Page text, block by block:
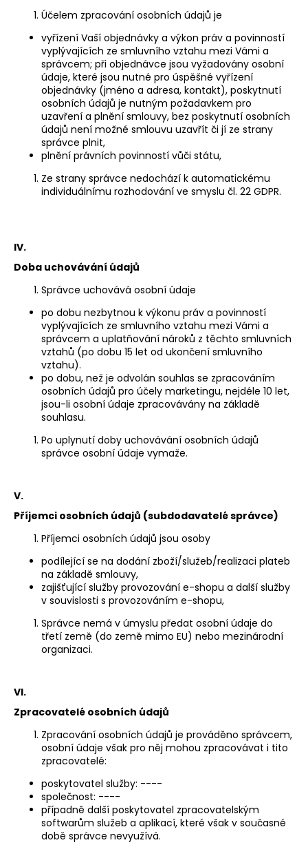
Účelem zpracování osobních údajů je
vyřízení Vaší objednávky a výkon práv a povinností
vyplývajících ze smluvního vztahu mezi Vámi a
správcem; při objednávce jsou vyžadovány osobní
údaje, které jsou nutné pro úspěšné vyřízení
objednávky (jméno a adresa, kontakt), poskytnutí
osobních údajů je nutným požadavkem pro
uzavření a plnění smlouvy, bez poskytnutí osobních
údajů není možné smlouvu uzavřít či jí ze strany
správce plnit,
plnění právních povinností vůči státu,
Ze strany správce nedochází k automatickému
individuálnímu rozhodování ve smyslu čl. 22 GDPR.
IV.
Doba uchovávání údajů
Správce uchovává osobní údaje
po dobu nezbytnou k výkonu práv a povinností
vyplývajících ze smluvního vztahu mezi Vámi a
správcem a uplatňování nároků z těchto smluvních
vztahů (po dobu 15 let od ukončení smluvního
vztahu).
po dobu, než je odvolán souhlas se zpracováním
osobních údajů pro účely marketingu, nejdéle 10 let,
jsou-li osobní údaje zpracovávány na základě
souhlasu.
Po uplynutí doby uchovávání osobních údajů
správce osobní údaje vymaže.
V.
Příjemci osobních údajů (subdodavatelé správce)
Příjemci osobních údajů jsou osoby
podílející se na dodání zboží/služeb/realizaci plateb
na základě smlouvy,
zajišťující služby provozování e-shopu a další služby
v souvislosti s provozováním e-shopu,
Správce nemá v úmyslu předat osobní údaje do
třetí země (do země mimo EU) nebo mezinárodní
organizaci.
VI.
Zpracovatelé osobních údajů
Zpracování osobních údajů je prováděno správcem,
osobní údaje však pro něj mohou zpracovávat i tito
zpracovatelé:
poskytovatel služby: ----
společnost: ----
případně další poskytovatel zpracovatelským
softwarům služeb a aplikací, které však v současné
době správce nevyužívá.